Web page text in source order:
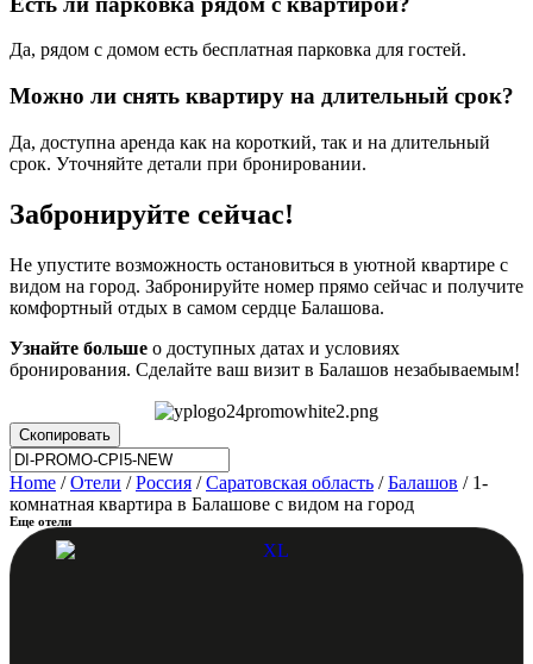
Да, рядом с домом есть бесплатная парковка для гостей.
Можно ли снять квартиру на длительный срок?
Да, доступна аренда как на короткий, так и на длительный
срок. Уточняйте детали при бронировании.
Забронируйте сейчас!
Не упустите возможность остановиться в уютной квартире с
видом на город. Забронируйте номер прямо сейчас и получите
комфортный отдых в самом сердце Балашова.
Узнайте больше о доступных датах и условиях
бронирования. Сделайте ваш визит в Балашов незабываемым!
Скопировать
Home /Отели /Россия /Саратовская область /Балашов / 1-
комнатная квартира в Балашове с видом на город
Еще отели